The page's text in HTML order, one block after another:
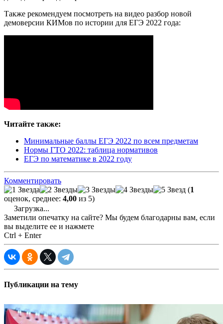
Также рекомендуем посмотреть на видео разбор новой
демоверсии КИМов по истории для ЕГЭ 2022 года:
Читайте также:
Минимальные баллы ЕГЭ 2022 по всем предметам
Нормы ГТО 2022: таблица нормативов
ЕГЭ по математике в 2022 году
Комментировать
(1
оценок, среднее: 4,00 из 5)
Загрузка...
Заметили опечатку на сайте? Мы будем благодарны вам, если
вы выделите ее и нажмете
Ctrl + Enter
Публикации на тему